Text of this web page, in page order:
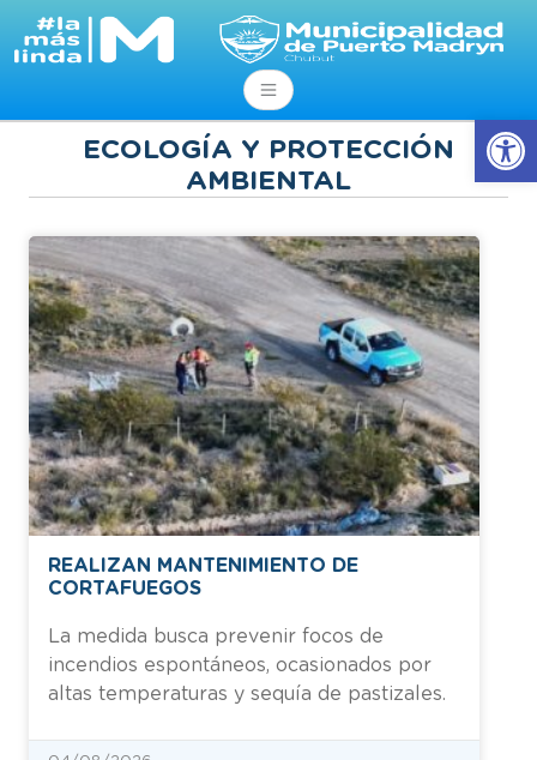
Abrir
ECOLOGÍA Y PROTECCIÓN
AMBIENTAL
REALIZAN MANTENIMIENTO DE
CORTAFUEGOS
La medida busca prevenir focos de
incendios espontáneos, ocasionados por
altas temperaturas y sequía de pastizales.